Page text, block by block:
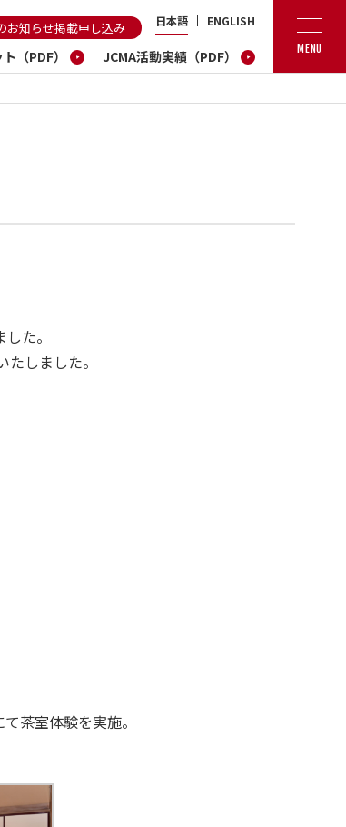
お知らせ掲載申し込み 日本語 ENGLISH
（PDF） JCMA活動実績（PDF） MENU
た。
しました。
茶室体験を実施。